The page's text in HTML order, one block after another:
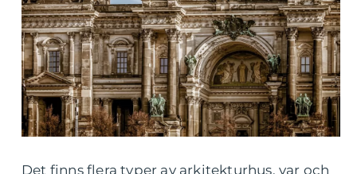
Det finns flera typer av arkitekturhus, var och